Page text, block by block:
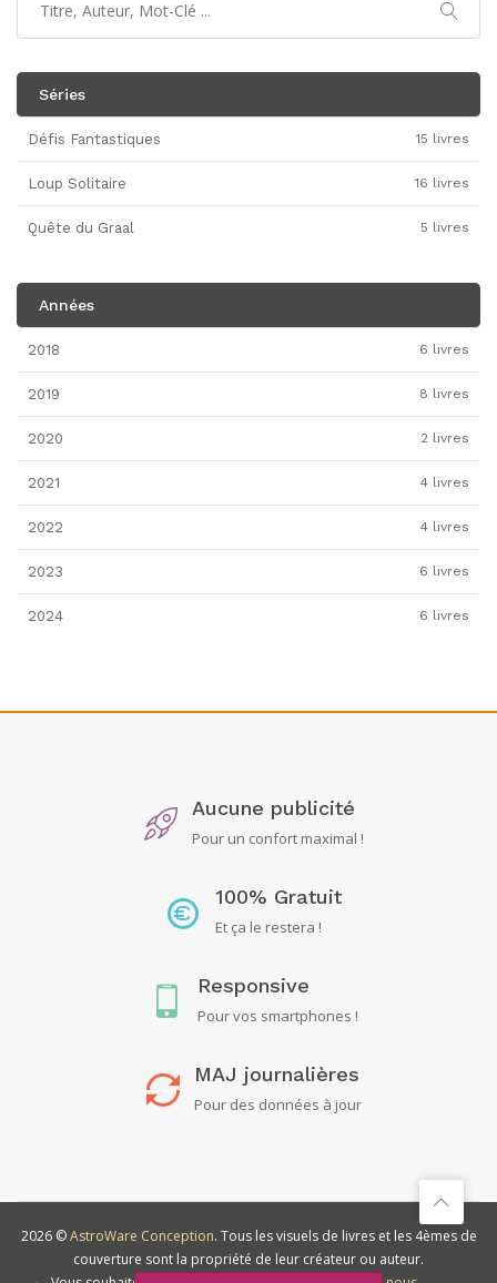
Séries
Défis Fantastiques 15 livres
Loup Solitaire 16 livres
Quête du Graal 5 livres
Années
2018 6 livres
2019 8 livres
2020 2 livres
2021 4 livres
2022 4 livres
2023 6 livres
2024 6 livres
Aucune publicité
Pour un confort maximal !
100% Gratuit
Et ça le restera !
Responsive
Pour vos smartphones !
MAJ journalières
Pour des données à jour
2026 ©AstroWare Conception. Tous les visuels de livres et les 4èmes de
couverture sont la propriété de leur créateur ou auteur.